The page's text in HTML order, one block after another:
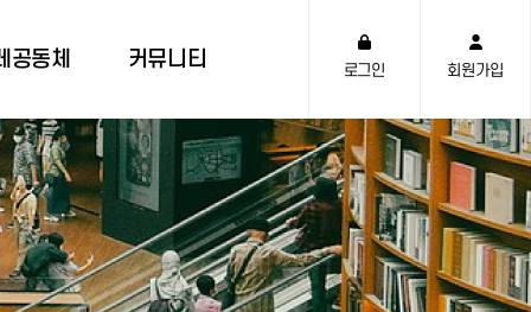
공동체
소개
자취
말씀
관
커뮤니티
공지사항
역사유물관
사진뉴스
천부TV
로그인 회원가입